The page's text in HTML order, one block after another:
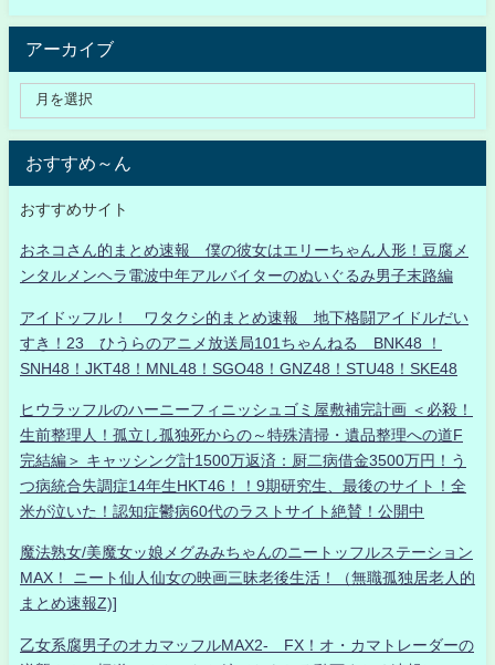
アーカイブ
おすすめ～ん
おすすめサイト
おネコさん的まとめ速報 僕の彼女はエリーちゃん人形！豆腐メ
ンタルメンヘラ電波中年アルバイターのぬいぐるみ男子末路編
アイドッフル！ ワタクシ的まとめ速報 地下格闘アイドルだい
すき！23 ひうらのアニメ放送局101ちゃんねる BNK48 ！
SNH48！JKT48！MNL48！SGO48！GNZ48！STU48！SKE48
ヒウラッフルのハーニーフィニッシュゴミ屋敷補完計画 ＜必殺！
生前整理人！孤立し孤独死からの～特殊清掃・遺品整理への道F
完結編＞ キャッシング計1500万返済：厨二病借金3500万円！う
つ病統合失調症14年生HKT46！！9期研究生、最後のサイト！全
米が泣いた！認知症鬱病60代のラストサイト絶賛！公開中
魔法熟女/美魔女ッ娘メグみみちゃんのニートッフルステーション
MAX！ ニート仙人仙女の映画三昧老後生活！（無職孤独居老人的
まとめ速報Z)]
乙女系腐男子のオカマッフルMAX2- FX！オ・カマトレーダーの